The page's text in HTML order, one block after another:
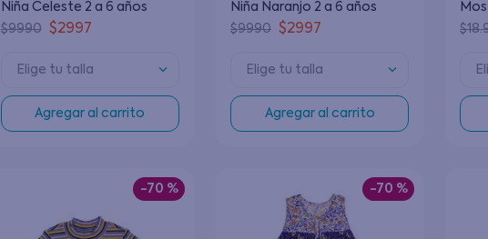
Niña Celeste 2 a 6 años
$9990 $2997
Elige tu talla
Agregar al carrito
Niña Naranjo 2 a 6 años
$9990 $2997
Elige tu talla
Agregar al carrito
$18.
-70 % -70 %